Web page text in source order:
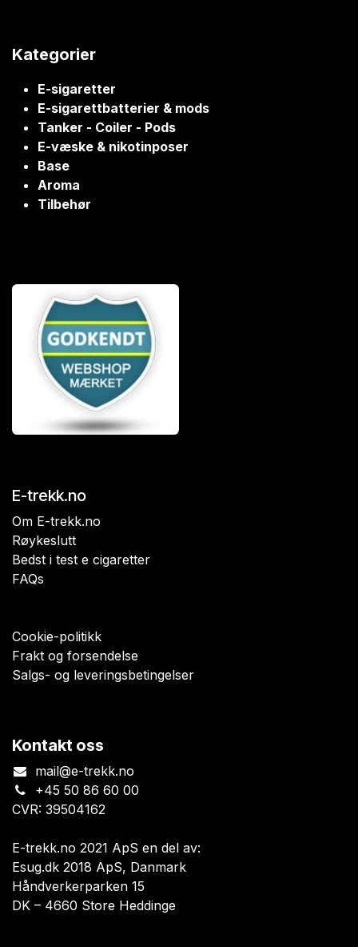
Kategorier
E-sigaretter
E-sigarettbatterier & mods
Tanker - Coiler - Pods
E-væske & nikotinposer
Base
Aroma
Tilbehør
E-trekk.no
Om E-trekk.no
Røykeslutt
Bedst i test e cigaretter
FAQs
Cookie-politikk
Frakt og forsendelse
Salgs- og leveringsbetingelser
Kontakt oss
mail@e-trekk.no
+45 50 86 60 00
CVR: 39504162
E-trekk.no 2021 ApS en del av:
Esug.dk 2018 ApS, Danmark
Håndverkerparken 15
DK – 4660 Store Heddinge